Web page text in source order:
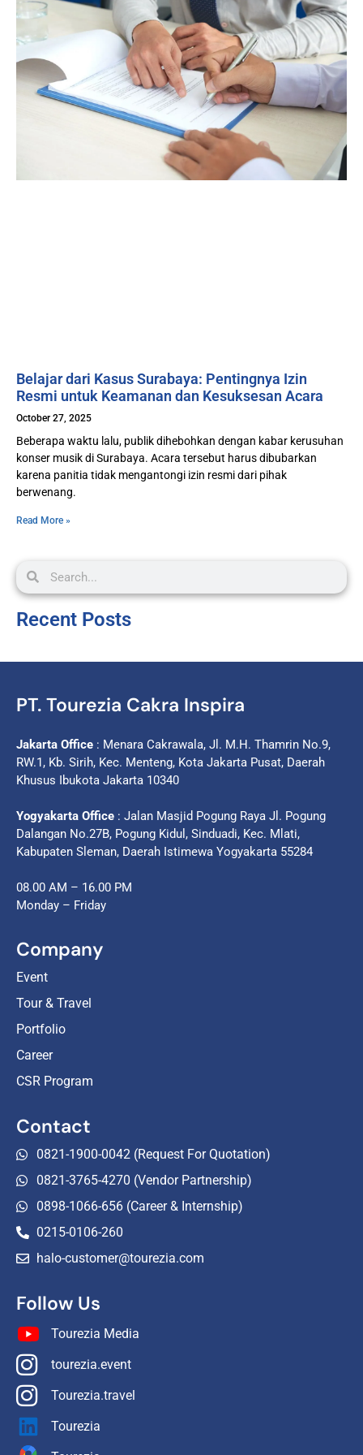
Belajar dari Kasus Surabaya: Pentingnya Izin
Resmi untuk Keamanan dan Kesuksesan Acara
October 27, 2025
Beberapa waktu lalu, publik dihebohkan dengan kabar kerusuhan
konser musik di Surabaya. Acara tersebut harus dibubarkan
karena panitia tidak mengantongi izin resmi dari pihak
berwenang.
Read More »
Recent Posts
PT. Tourezia Cakra Inspira
Jakarta Office : Menara Cakrawala, Jl. M.H. Thamrin No.9,
RW.1, Kb. Sirih, Kec. Menteng, Kota Jakarta Pusat, Daerah
Khusus Ibukota Jakarta 10340
Yogyakarta Office : Jalan Masjid Pogung Raya Jl. Pogung
Dalangan No.27B, Pogung Kidul, Sinduadi, Kec. Mlati,
Kabupaten Sleman, Daerah Istimewa Yogyakarta 55284
08.00 AM – 16.00 PM
Monday – Friday
Company
Event
Tour & Travel
Portfolio
Career
CSR Program
Contact
0821-1900-0042 (Request For Quotation)
0821-3765-4270 (Vendor Partnership)
0898-1066-656 (Career & Internship)
0215-0106-260
halo-customer@tourezia.com
Follow Us
Tourezia Media
tourezia.event
Tourezia.travel
Tourezia